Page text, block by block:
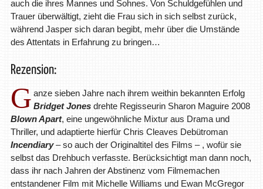
auch die ihres Mannes und Sohnes. Von Schuldgefühlen und
Trauer überwältigt, zieht die Frau sich in sich selbst zurück,
während Jasper sich daran begibt, mehr über die Umstände
des Attentats in Erfahrung zu bringen…
Rezension:
G anze sieben Jahre nach ihrem weithin bekannten Erfolg
Bridget Jonesdrehte Regisseurin Sharon Maguire 2008
Blown Apart, eine ungewöhnliche Mixtur aus Drama und
Thriller, und adaptierte hierfür Chris Cleaves Debütroman
Incendiary– so auch der Originaltitel des Films – , wofür sie
selbst das Drehbuch verfasste. Berücksichtigt man dann noch,
dass ihr nach Jahren der Abstinenz vom Filmemachen
entstandener Film mit Michelle Williams und Ewan McGregor